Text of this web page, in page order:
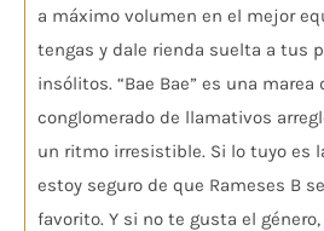
a máximo volumen en el mejor
tengas y dale rienda suelta a tus
insólitos. “Bae Bae” es una marea
conglomerado de llamativos
un ritmo irresistible. Si lo tuyo es
estoy seguro de que Rameses B
favorito. Y si no te gusta el